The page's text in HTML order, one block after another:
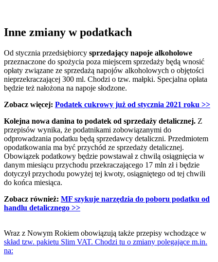
Inne zmiany w podatkach
Od stycznia przedsiębiorcy sprzedający napoje alkoholowe
przeznaczone do spożycia poza miejscem sprzedaży będą wnosić
opłaty związane ze sprzedażą napojów alkoholowych o objętości
nieprzekraczającej 300 ml. Chodzi o tzw. małpki. Specjalna opłata
będzie też nałożona na napoje słodzone.
Zobacz więcej: Podatek cukrowy już od stycznia 2021 roku >>
Kolejna nowa danina to podatek od sprzedaży detalicznej. Z
przepisów wynika, że podatnikami zobowiązanymi do
odprowadzania podatku będą sprzedawcy detaliczni. Przedmiotem
opodatkowania ma być przychód ze sprzedaży detalicznej.
Obowiązek podatkowy będzie powstawał z chwilą osiągnięcia w
danym miesiącu przychodu przekraczającego 17 mln zł i będzie
dotyczył przychodu powyżej tej kwoty, osiągniętego od tej chwili
do końca miesiąca.
Zobacz również: MF szykuje narzędzia do poboru podatku od
handlu detalicznego >>
Wraz z Nowym Rokiem obowiązują także przepisy wchodzące w
skład tzw. pakietu Slim VAT. Chodzi tu o zmiany polegające m.in.
na: